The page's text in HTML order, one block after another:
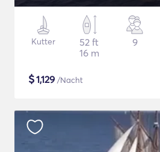
Kutter
52 ft
16 m
9
$1,129 /Nacht